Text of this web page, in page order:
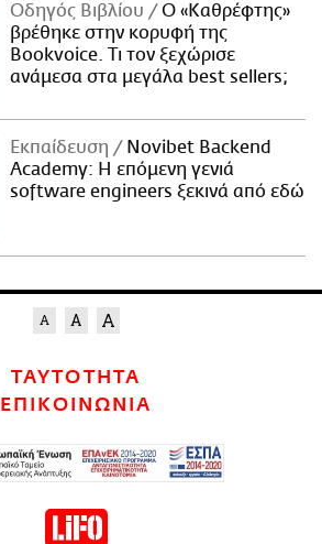
Οδηγός Βιβλίου
Ο «Καθρέφτης»
βρέθηκε στην κορυφή της
Bookvoice. Τι τον ξεχώρισε
ανάμεσα στα μεγάλα best sellers;
Εκπαίδευση
Novibet Backend
Academy: Η επόμενη γενιά
software engineers ξεκινά από εδώ
ΤΑΥΤΟΤΗΤΑ
ΕΠΙΚΟΙΝΩΝΙΑ